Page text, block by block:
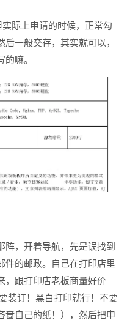
际上申请的时候，正常勾
后一般交存，其实就可以，
嘛。
阵，开着导航，先是误找到
件的邮政。自己在打印店里
，跟打印店老板商量好价
装订！黑白打印就行！不要
啬自己的纸！），然后把申